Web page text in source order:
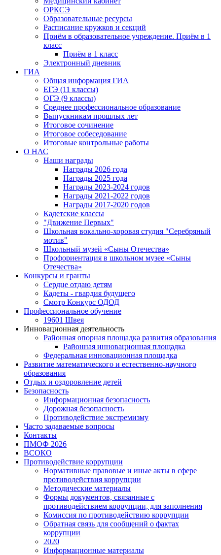
ОРКСЭ
Образовательные ресурсы
Расписание кружков и секций
Приём в образовательное учреждение. Приём в 1
класс
Приём в 1 класс
Электронный дневник
ГИА
Общая информация ГИА
ЕГЭ (11 классы)
ОГЭ (9 классы)
Среднее профессиональное образование
Выпускникам прошлых лет
Итоговое сочинение
Итоговое собеседование
Итоговые контрольные работы
О НАС
Наши награды
Награды 2026 года
Награды 2025 года
Награды 2023-2024 годов
Награды 2021-2022 годов
Награды 2017-2020 годов
Кадетские классы
"Движение Первых"
Школьная вокально-хоровая студия "Серебряный
мотив"
Школьный музей «Сыны Отечества»
Профориентация в школьном музее «Сыны
Отечества»
Конкурсы и гранты
Сердце отдаю детям
Кадеты - гвардия будущего
Смотр Конкурс ОДОД
Профессиональное обучение
19601 Швея
Инновационная деятельность
Районная опорная площадка развития образования
Районная инновационная площадка
Федеральная инновационная площадка
Развитие математического и естественно-научного
образования
Отдых и оздоровление детей
Безопасность
Информационная безопасность
Дорожная безопасность
Противодействие экстремизму
Часто задаваемые вопросы
Контакты
ПМОФ 2026
ВСОКО
Противодействие коррупции
Нормативные правовые и иные акты в сфере
противодействия коррупции
Методические материалы
Формы документов, связанные с
противодействием коррупции, для заполнения
Комиссия по противодействию коррупции
Обратная связь для сообщений о фактах
коррупции
2020
Информационные материалы